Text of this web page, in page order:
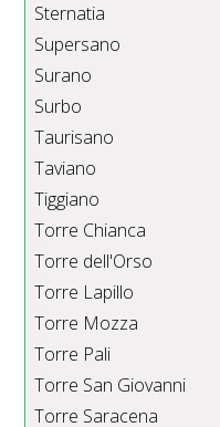
Sternatia
Supersano
Surano
Surbo
Taurisano
Taviano
Tiggiano
Torre Chianca
Torre dell'Orso
Torre Lapillo
Torre Mozza
Torre Pali
Torre San Giovanni
Torre Saracena